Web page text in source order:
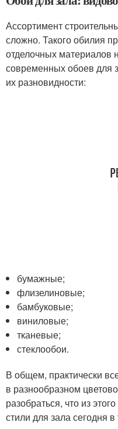
Ассортимент
сложно. Такого обилия
отделочных материалов
современных обоев для
их разновидности:
бумажные;
флизелиновые;
бамбуковые;
виниловые;
тканевые;
стеклообои.
В общем, практически
в разнообразном
разобраться, что из
стили для зала сегодня в